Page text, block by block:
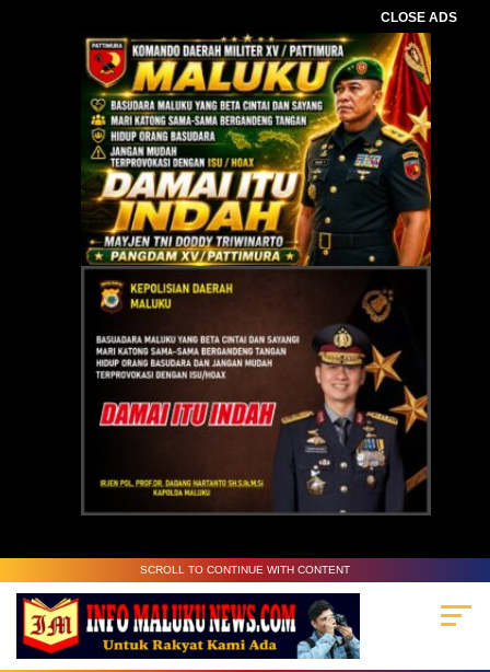
CLOSE ADS
SCROLL TO CONTINUE WITH CONTENT